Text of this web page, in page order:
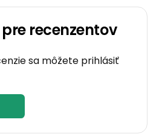
recenzentov
sa môžete prihlásiť